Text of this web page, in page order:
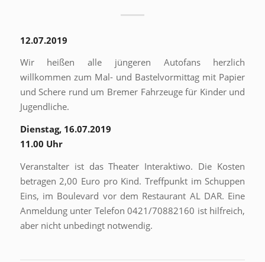
12.07.2019
Wir heißen alle jüngeren Autofans herzlich
willkommen zum Mal- und Bastelvormittag mit Papier
und Schere rund um Bremer Fahrzeuge für Kinder und
Jugendliche.
Dienstag, 16.07.2019
11.00 Uhr
Veranstalter ist das Theater Interaktiwo. Die Kosten
betragen 2,00 Euro pro Kind. Treffpunkt im Schuppen
Eins, im Boulevard vor dem Restaurant AL DAR. Eine
Anmeldung unter Telefon 0421/70882160 ist hilfreich,
aber nicht unbedingt notwendig.